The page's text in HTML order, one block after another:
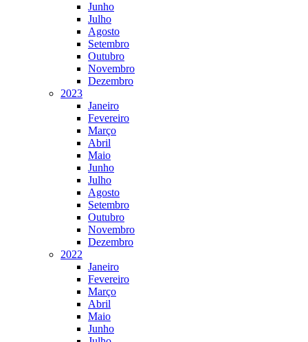
Junho
Julho
Agosto
Setembro
Outubro
Novembro
Dezembro
2023
Janeiro
Fevereiro
Março
Abril
Maio
Junho
Julho
Agosto
Setembro
Outubro
Novembro
Dezembro
2022
Janeiro
Fevereiro
Março
Abril
Maio
Junho